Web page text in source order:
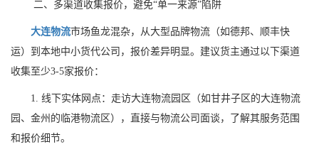
二、多渠道收集报价，避免“单一来源”陷阱
大连物流市场鱼龙混杂，从大型品牌物流（如德邦、顺丰快
运）到本地中小货代公司，报价差异明显。建议货主通过以下渠道
收集至少3-5家报价：
1. 线下实体网点：走访大连物流园区（如甘井子区的大连物流
园、金州的临港物流区），直接与物流公司面谈，了解其服务范围
和报价细节。